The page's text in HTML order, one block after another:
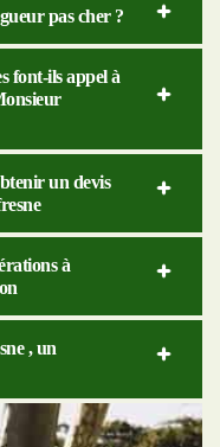
pas cher ?
font-ils appel à
un devis
à
, un